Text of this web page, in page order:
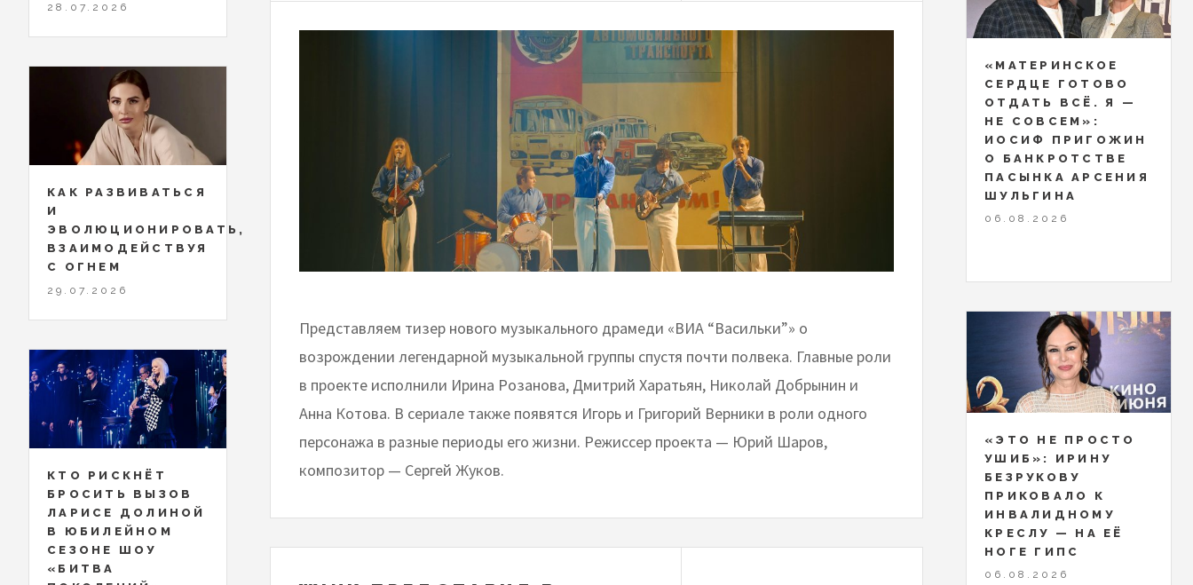
Представляем тизер нового музыкального драмеди «ВИА “Васильки”» о
возрождении легендарной музыкальной группы спустя почти полвека. Главные роли
в проекте исполнили Ирина Розанова, Дмитрий Харатьян, Николай Добрынин и
Анна Котова. В сериале также появятся Игорь и Григорий Верники в роли одного
персонажа в разные периоды его жизни. Режиссер проекта — Юрий Шаров,
композитор — Сергей Жуков.
28.07.2026
КАК РАЗВИВАТЬСЯ
И
ЭВОЛЮЦИОНИРОВАТЬ,
ВЗАИМОДЕЙСТВУЯ
С ОГНЕМ
29.07.2026
КТО РИСКНЁТ
БРОСИТЬ ВЫЗОВ
ЛАРИСЕ ДОЛИНОЙ
В ЮБИЛЕЙНОМ
СЕЗОНЕ ШОУ
«БИТВА
«МАТЕРИНСКОЕ
СЕРДЦЕ ГОТОВО
ОТДАТЬ ВСЁ. Я —
НЕ СОВСЕМ»:
ИОСИФ ПРИГОЖИН
О БАНКРОТСТВЕ
ПАСЫНКА АРСЕНИЯ
ШУЛЬГИНА
06.08.2026
«ЭТО НЕ ПРОСТО
УШИБ»: ИРИНУ
БЕЗРУКОВУ
ПРИКОВАЛО К
ИНВАЛИДНОМУ
КРЕСЛУ — НА ЕЁ
НОГЕ ГИПС
06.08.2026